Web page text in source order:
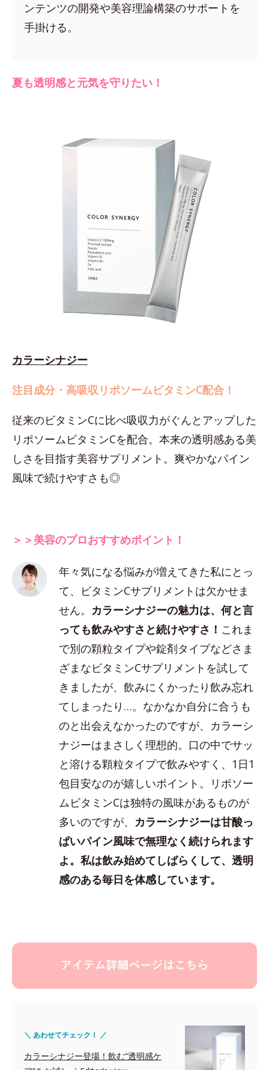
ンテンツの開発や美容理論構築のサポートを
手掛ける。
夏も透明感と元気を守りたい！
カラーシナジー
注目成分・高吸収リポソームビタミンC配合！
従来のビタミンCに比べ吸収力がぐんとアップした
リポソームビタミンCを配合。本来の透明感ある美
しさを目指す美容サプリメント。爽やかなパイン
風味で続けやすさも◎
＞＞美容のプロおすすめポイント！
年々気になる悩みが増えてきた私にとっ
て、ビタミンCサプリメントは欠かせま
せん。 カラーシナジーの魅力は、何と言
っても飲みやすさと続けやすさ！ これま
で別の顆粒タイプや錠剤タイプなどさま
ざまなビタミンCサプリメントを試して
きましたが、飲みにくかったり飲み忘れ
てしまったり…。なかなか自分に合うも
のと出会えなかったのですが、カラーシ
ナジーはまさしく理想的。口の中でサッ
と溶ける顆粒タイプで飲みやすく、1日1
包目安なのが嬉しいポイント。リポソー
ムビタミンCは独特の風味があるものが
多いのですが、 カラーシナジーは甘酸っ
ぱいパイン風味で無理なく続けられます
よ。私は飲み始めてしばらくして、透明
感のある毎日を体感しています。
＼ あわせてチェック！ ／
カラーシナジー登場！飲む“透明感ケ